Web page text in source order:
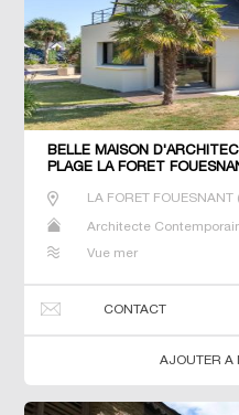
BELLE MAISON
PLAGE LA FORET
LA FORET FOUESNANT(
Architecte
Vue mer
CONTACT
AJOUTER A